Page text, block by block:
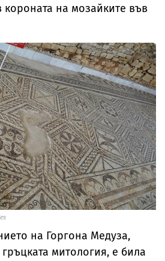
короната на мозайките във
на Горгона Медуза,
гръцката митология, е била